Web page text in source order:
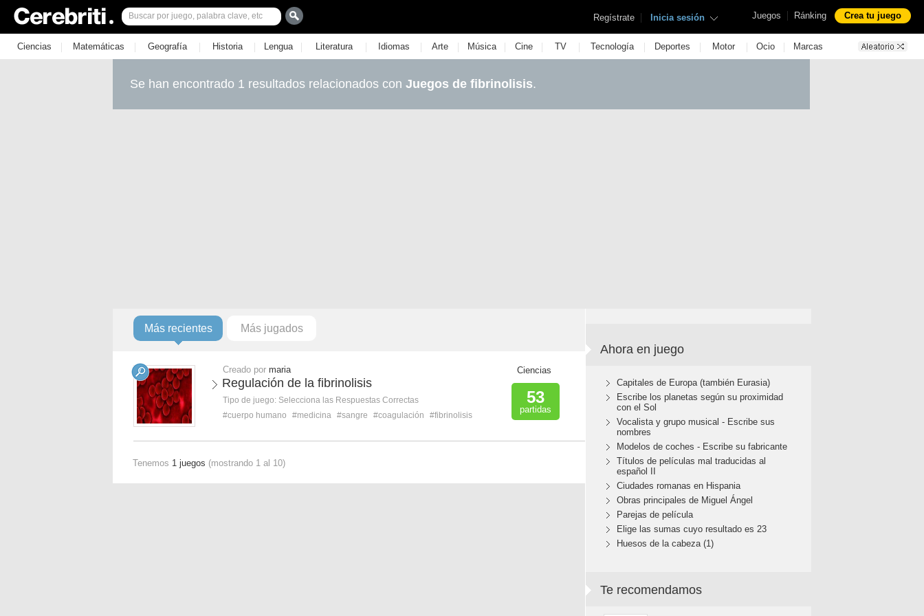
Juegos | Ránking Crea tu juego
Regístrate | Inicia sesión
Ciencias | Matemáticas | Geografía | Historia | Lengua | Literatura | Idiomas | Arte | Música | Cine | TV | Tecnología | Deportes | Motor | Ocio | Marcas
Se han encontrado 1 resultados relacionados con Juegos de fibrinolisis.
Más recientes Más jugados
Creado por maria
Regulación de la fibrinolisis
Tipo de juego: Selecciona las Respuestas Correctas
#cuerpo humano
#medicina #sangre #coagulación #fibrinolisis
Ciencias
53
partidas
Tenemos 1 juegos (mostrando 1 al 10)
Ahora en juego
Capitales de Europa (también Eurasia)
Escribe los planetas según su proximidad
con el Sol
Vocalista y grupo musical - Escribe sus
nombres
Modelos de coches - Escribe su fabricante
Títulos de películas mal traducidas al
español II
Ciudades romanas en Hispania
Obras principales de Miguel Ángel
Parejas de película
Elige las sumas cuyo resultado es 23
Huesos de la cabeza (1)
Te recomendamos